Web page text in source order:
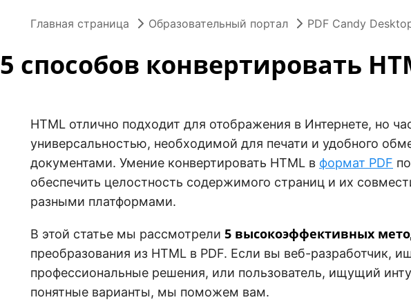
Главная страница Образовательный портал PDF Candy
5 способов конвертировать
HTML отлично подходит для отображения в Интернете, но
универсальностью, необходимой для печати и удобного
документами. Умение конвертировать HTML в формат PDF
обеспечить целостность содержимого страниц и их
разными платформами.
В этой статье мы рассмотрели 5 высокоэффективных
преобразования из HTML в PDF. Если вы веб-разработчик,
профессиональные решения, или пользователь, ищущий
понятные варианты, мы поможем вам.